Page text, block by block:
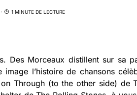
1 MINUTE DE LECTURE
Des Morceaux distillent sur sa
l’histoire de chansons
Through (to the other side) de